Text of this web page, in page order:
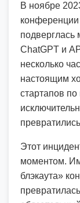
В ноябре
подверглась
ChatGPT и
несколько
настоящим
стартапов
Этот
моментом.
блэкаута»